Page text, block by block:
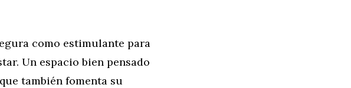
como estimulante para
Un espacio bien pensado
también fomenta su